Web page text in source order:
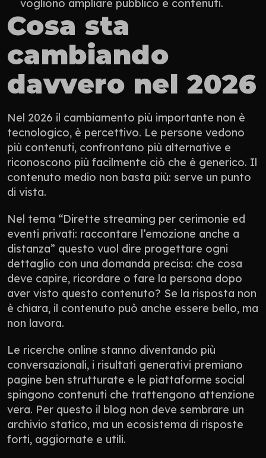
vogliono ampliare pubblico e contenuti.
Cosa sta
cambiando
davvero nel 2026
Nel 2026 il cambiamento più importante non è
tecnologico, è percettivo. Le persone vedono
più contenuti, confrontano più alternative e
riconoscono più facilmente ciò che è generico. Il
contenuto medio non basta più: serve un punto
di vista.
Nel tema “Dirette streaming per cerimonie ed
eventi privati: raccontare l’emozione anche a
distanza” questo vuol dire progettare ogni
dettaglio con una domanda precisa: che cosa
deve capire, ricordare o fare la persona dopo
aver visto questo contenuto? Se la risposta non
è chiara, il contenuto può anche essere bello, ma
non lavora.
Le ricerche online stanno diventando più
conversazionali, i risultati generativi premiano
pagine ben strutturate e le piattaforme social
spingono contenuti che trattengono attenzione
vera. Per questo il blog non deve sembrare un
archivio statico, ma un ecosistema di risposte
forti, aggiornate e utili.